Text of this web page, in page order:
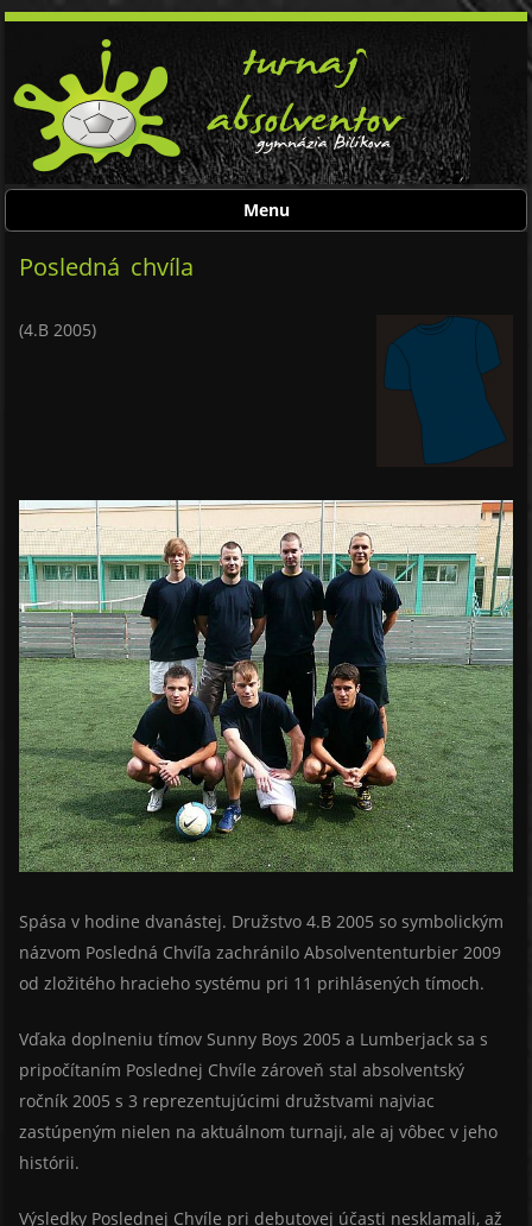
Menu
Posledná chvíla
(4.B 2005)
Spása v hodine dvanástej. Družstvo 4.B 2005 so symbolickým
názvom Posledná Chvíľa zachránilo Absolvententurbier 2009
od zložitého hracieho systému pri 11 prihlásených tímoch.
Vďaka doplneniu tímov Sunny Boys 2005 a Lumberjack sa s
pripočítaním Poslednej Chvíle zároveň stal absolventský
ročník 2005 s 3 reprezentujúcimi družstvami najviac
zastúpeným nielen na aktuálnom turnaji, ale aj vôbec v jeho
histórii.
Výsledky Poslednej Chvíle pri debutovej účasti nesklamali, až